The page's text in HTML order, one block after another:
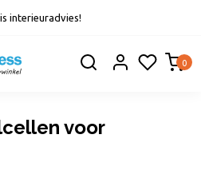
interieuradvies!
0
voor